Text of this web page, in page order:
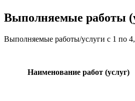
Выполняемые работы
Выполняемые работы/услуги с 1 по 4,
Наименование работ (услуг)